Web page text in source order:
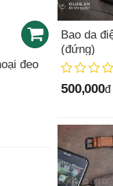
đeo
Bao da
(đứng)
500,000đ